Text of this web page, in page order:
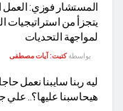
المستشار فوزي: العمل
يتجزأ من استراتيجيات
لمواجهة التحديات
بواسطة كتبت: آيات مصطفى
ليه ربنا سايبنا نعمل
هيحاسبنا عليها؟..